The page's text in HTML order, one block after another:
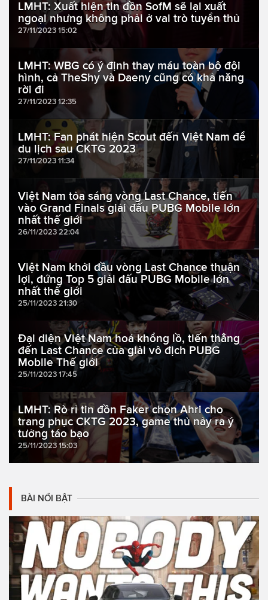
LMHT: Xuất hiện tin đồn SofM sẽ lại xuất
ngoại nhưng không phải ở vai trò tuyển thủ
27/11/2023 15:02
LMHT: WBG có ý định thay máu toàn bộ đội
hình, cả TheShy và Daeny cũng có khả năng
rời đi
27/11/2023 12:35
LMHT: Fan phát hiện Scout đến Việt Nam để
du lịch sau CKTG 2023
27/11/2023 11:34
Việt Nam tỏa sáng vòng Last Chance, tiến
vào Grand Finals giải đấu PUBG Mobile lớn
nhất thế giới
26/11/2023 22:04
Việt Nam khởi đầu vòng Last Chance thuận
lợi, đứng Top 5 giải đấu PUBG Mobile lớn
nhất thế giới
25/11/2023 21:30
Đại diện Việt Nam hoá khổng lồ, tiến thẳng
đến Last Chance của giải vô địch PUBG
Mobile Thế giới
25/11/2023 17:45
LMHT: Rò rỉ tin đồn Faker chọn Ahri cho
trang phục CKTG 2023, game thủ nảy ra ý
tưởng táo bạo
25/11/2023 15:03
BÀI NỔI BẬT